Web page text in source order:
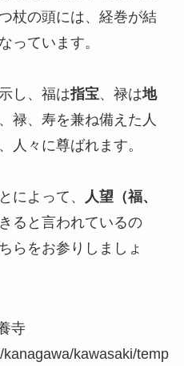
杖の頭には、経巻が結
っています。
し、福は指宝、禄は地
禄、寿を兼ね備えた人
人々に尊ばれます。
によって、
人望（福、
ると言われているの
らをお参りしましょ